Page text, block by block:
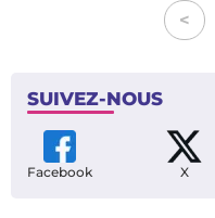
<
SUIVEZ-NOUS
Facebook X